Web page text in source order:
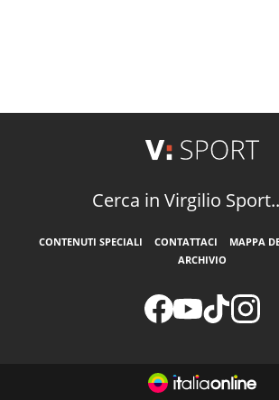
Cerca in Virgilio
CONTENUTI SPECIALI CONTATTACI MAPPA
ARCHIVIO